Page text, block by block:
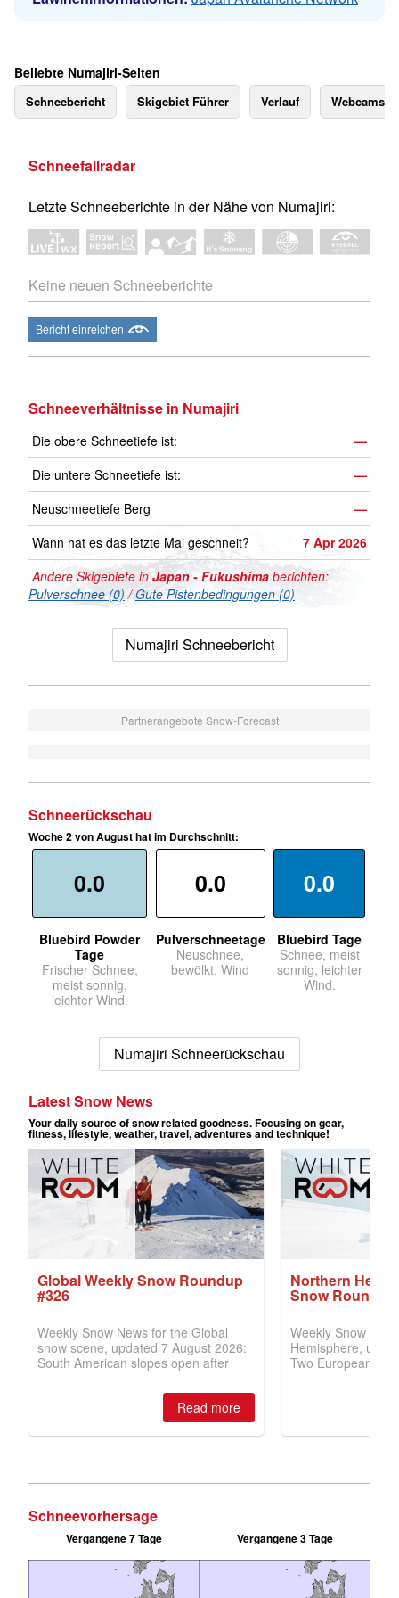
Beliebte Numajiri-Seiten
Schneebericht Skigebiet Führer Verlauf Webcams
Schneefallradar
Letzte Schneeberichte in der Nähe von Numajiri:
Keine neuen Schneeberichte
Bericht einreichen
Schneeverhältnisse in Numajiri
Die obere Schneetiefe ist:
—
Die untere Schneetiefe ist:
—
Neuschneetiefe Berg
—
Wann hat es das letzte Mal geschneit?
7 Apr 2026
Andere Skigebiete inJapan - Fukushima berichten:
Pulverschnee (0)/Gute Pistenbedingungen (0)
Numajiri Schneebericht
Partnerangebote Snow-Forecast
Schneerückschau
Woche 2 von August hat im Durchschnitt:
0.0
Bluebird Powder
Tage
Frischer Schnee,
meist sonnig,
leichter Wind.
0.0
Pulverschneetage
Neuschnee,
bewölkt, Wind
0.0
Bluebird Tage
Schnee, meist
sonnig, leichter
Wind.
Numajiri Schneerückschau
Schneevorhersage
Vergangene 7 Tage Vergangene 3 Tage